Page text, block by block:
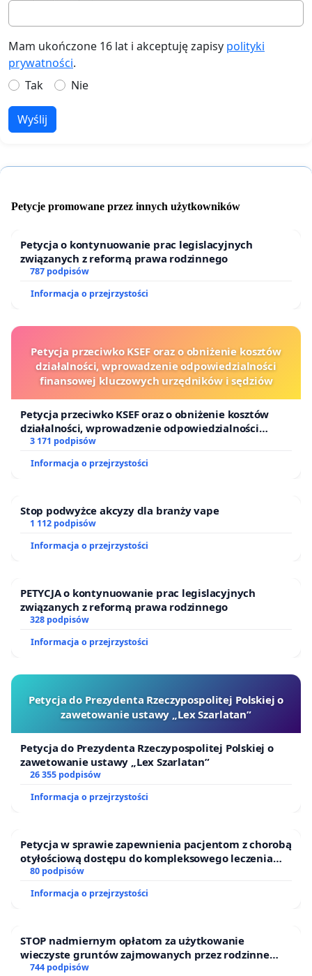
Mam ukończone 16 lat i akceptuję zapisy polityki
prywatności.
Tak
Nie
Wyślij
Petycje promowane przez innych użytkowników
Petycja o kontynuowanie prac legislacyjnych
związanych z reformą prawa rodzinnego
787 podpisów
Informacja o przejrzystości
Petycja przeciwko KSEF oraz o obniżenie kosztów
działalności, wprowadzenie odpowiedzialności
finansowej kluczowych urzędników i sędziów
Petycja przeciwko KSEF oraz o obniżenie kosztów
działalności, wprowadzenie odpowiedzialności
finansowej kluczowych urzędników i sędziów
3 171 podpisów
Informacja o przejrzystości
Stop podwyżce akcyzy dla branży vape
1 112 podpisów
Informacja o przejrzystości
PETYCJA o kontynuowanie prac legislacyjnych
związanych z reformą prawa rodzinnego
328 podpisów
Informacja o przejrzystości
Petycja do Prezydenta Rzeczypospolitej Polskiej o
zawetowanie ustawy „Lex Szarlatan”
Petycja do Prezydenta Rzeczypospolitej Polskiej o
zawetowanie ustawy „Lex Szarlatan”
26 355 podpisów
Informacja o przejrzystości
Petycja w sprawie zapewnienia pacjentom z chorobą
otyłościową dostępu do kompleksowego leczenia
oraz programów profilaktycznych.
80 podpisów
Informacja o przejrzystości
STOP nadmiernym opłatom za użytkowanie
wieczyste gruntów zajmowanych przez rodzinne
ogrody działkowe.
744 podpisów